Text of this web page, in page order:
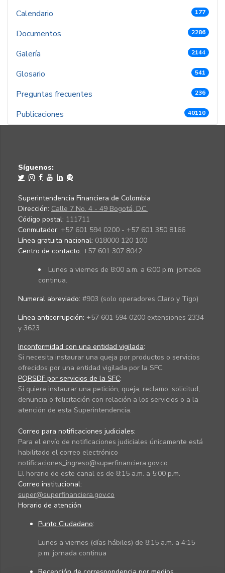
Calendario
177
Documentos 2286
Galería 2144
Glosario 541
Preguntas frecuentes 236
Publicaciones 40110
Síguenos:
Superintendencia Financiera de Colombia
Dirección: Calle 7 No. 4 - 49 Bogotá, D.C.
Código postal: 111711
Conmutador: +57 601 594 0200 - +57 601 350 8166
Línea gratuita nacional: 018000 120 100
Centro de contacto: +57 601 307 8042
Lunes a viernes de 8:00 a.m. a 6:00 p.m. jornada
continua.
Numeral abreviado: #903 (solo operadores Claro y Tigo)
Línea anticorrupción: +57 601 594 0200 extensiones 2334
y 3623
Inconformidad con una entidad vigilada:
Si necesita instaurar una queja por productos o servicios
ofrecidos por una entidad vigilada por la SFC.
PQRSDF por servicios de la SFC:
Si quiere instaurar una petición, queja, reclamo, solicitud,
denuncia o felicitación con relación a los servicios o a la
atención de esta Superintendencia.
Correo para notificaciones judiciales:
Para el envío de notificaciones judiciales únicamente está
habilitado el correo electrónico
notificaciones_ingreso@superfinanciera.gov.co
El horario de este canal es de 8:15 a.m. a 5:00 p.m.
Correo institucional:
super@superfinanciera.gov.co
Horario de atención
Punto Ciudadano:
Lunes a viernes (días hábiles) de 8:15 a.m. a 4:15
p.m. jornada continua